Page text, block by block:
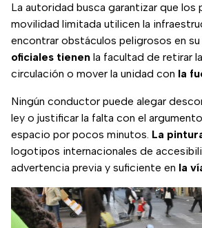
La autoridad busca garantizar que los
movilidad limitada utilicen la
encontrar obstáculos peligrosos en
oficiales tienen la facultad de retirar
circulación o mover la unidad con la
Ningún conductor puede alegar
ley o justificar la falta con el
espacio por pocos minutos. La
logotipos internacionales de
advertencia previa y suficiente en la